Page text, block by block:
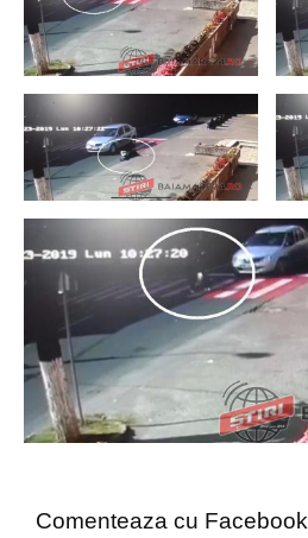
Comenteaza cu Facebook